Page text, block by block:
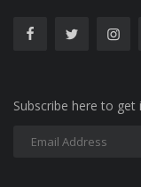
Subscribe here to